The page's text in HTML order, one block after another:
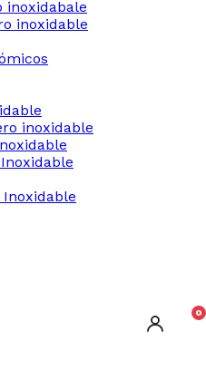
inoxidabale
inoxidable
inoxidable
Inoxidable
0